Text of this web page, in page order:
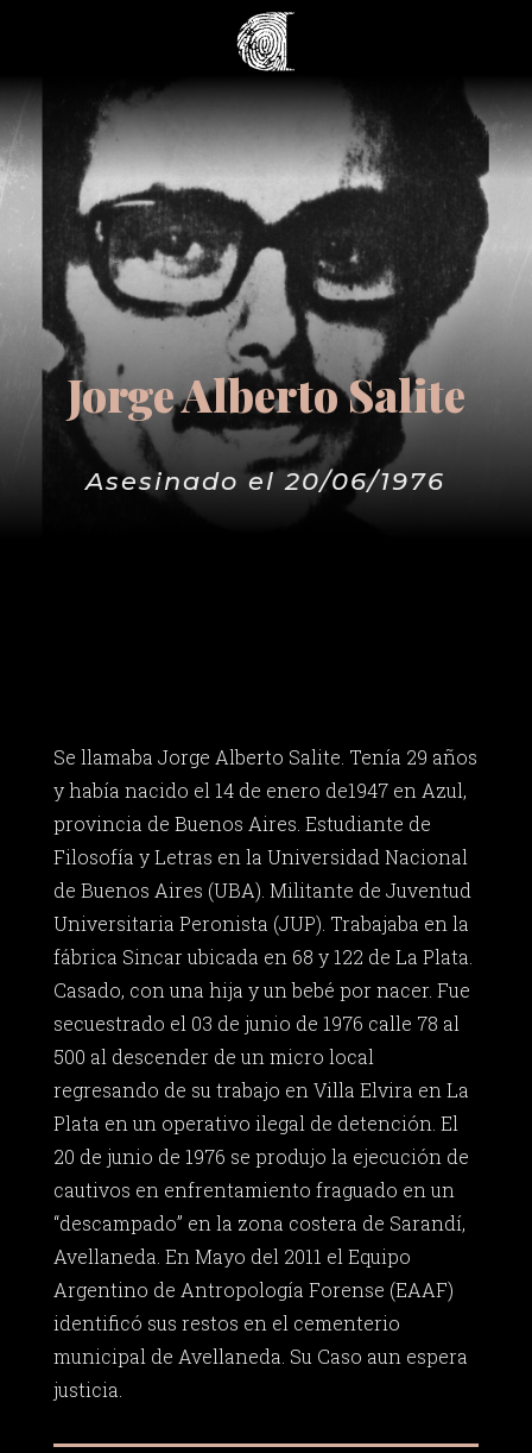
Jorge Alberto Salite
Asesinado el 20/06/1976
Se llamaba Jorge Alberto Salite. Tenía 29 años
y había nacido el 14 de enero de1947 en Azul,
provincia de Buenos Aires. Estudiante de
Filosofía y Letras en la Universidad Nacional
de Buenos Aires (UBA). Militante de Juventud
Universitaria Peronista (JUP). Trabajaba en la
fábrica Sincar ubicada en 68 y 122 de La Plata.
Casado, con una hija y un bebé por nacer. Fue
secuestrado el 03 de junio de 1976 calle 78 al
500 al descender de un micro local
regresando de su trabajo en Villa Elvira en La
Plata en un operativo ilegal de detención. El
20 de junio de 1976 se produjo la ejecución de
cautivos en enfrentamiento fraguado en un
“descampado” en la zona costera de Sarandí,
Avellaneda. En Mayo del 2011 el Equipo
Argentino de Antropología Forense (EAAF)
identificó sus restos en el cementerio
municipal de Avellaneda. Su Caso aun espera
justicia.